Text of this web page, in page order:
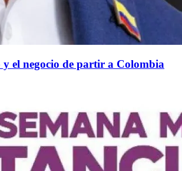
el negocio de partir a Colombia